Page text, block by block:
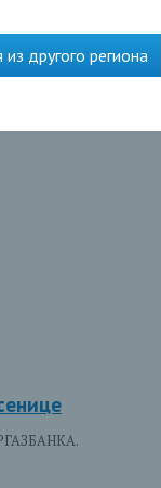
в
из другого региона